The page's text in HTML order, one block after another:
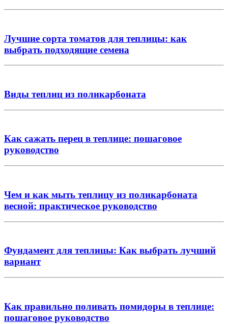
Лучшие сорта томатов для теплицы: как
выбрать подходящие семена
Виды теплиц из поликарбоната
Как сажать перец в теплице: пошаговое
руководство
Чем и как мыть теплицу из поликарбоната
весной: практическое руководство
Фундамент для теплицы: Как выбрать лучший
вариант
Как правильно поливать помидоры в теплице:
пошаговое руководство